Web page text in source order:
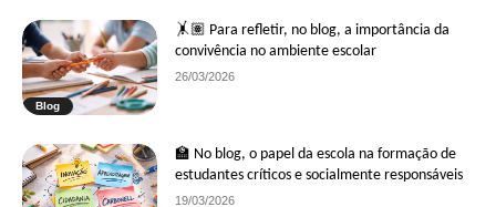
Blog
🤸🏽 Para refletir, no blog, a importância da
convivência no ambiente escolar
26/03/2026
🏫 No blog, o papel da escola na formação de
estudantes críticos e socialmente responsáveis
19/03/2026